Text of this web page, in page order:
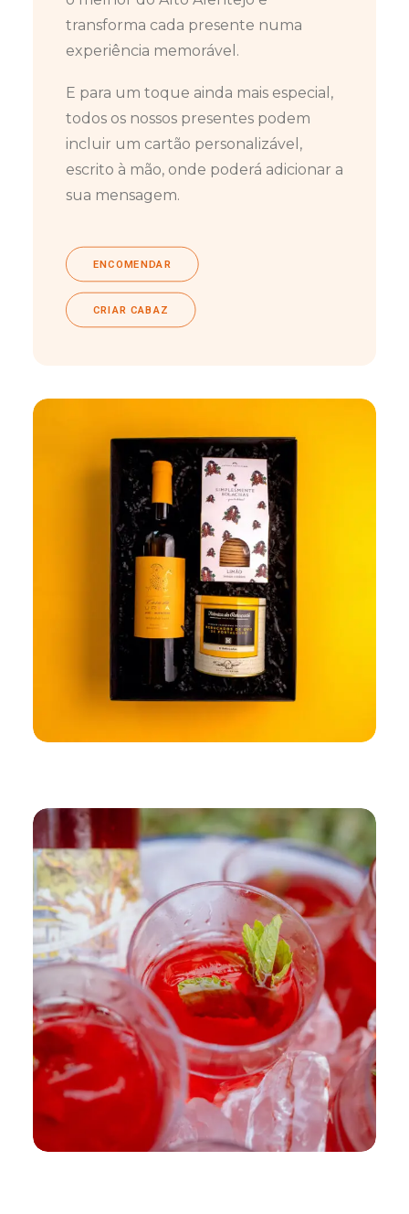
transforma cada presente numa
experiência memorável.
E para um toque ainda mais especial,
todos os nossos presentes podem
incluir um cartão personalizável,
escrito à mão, onde poderá adicionar a
sua mensagem.
ENCOMENDAR
CRIAR CABAZ